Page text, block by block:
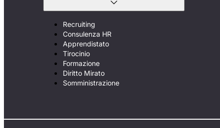
Recruiting
Consulenza HR
Apprendistato
Tirocinio
Formazione
Diritto Mirato
Somministrazione